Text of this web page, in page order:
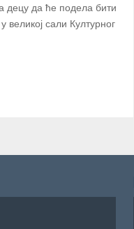
децу да ће подела бити
великој сали Културног